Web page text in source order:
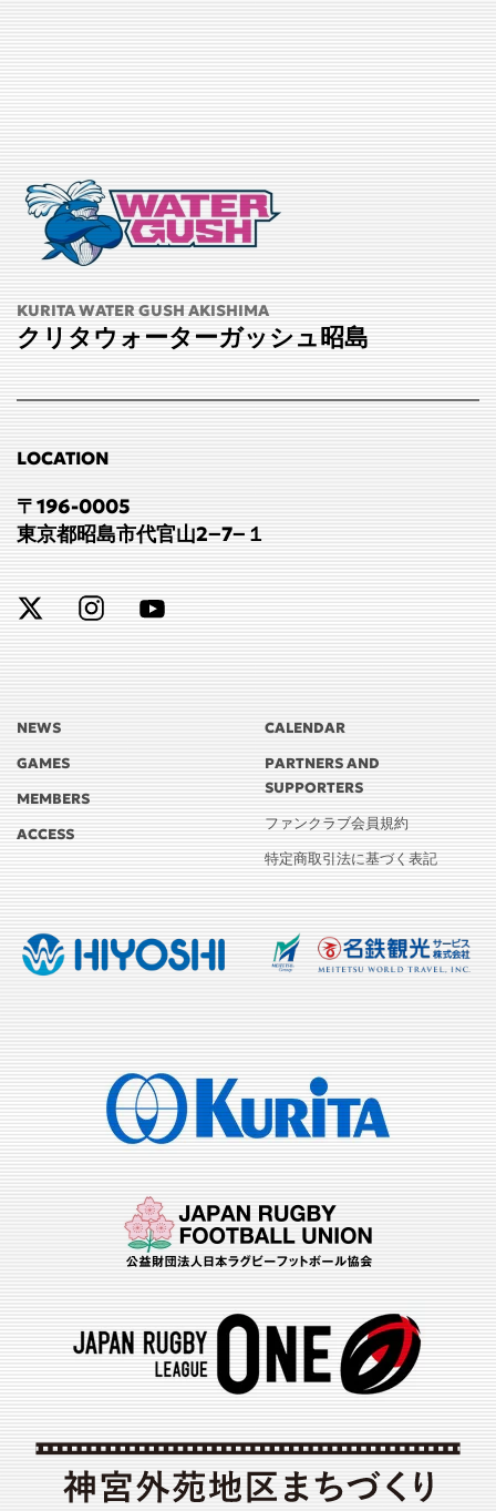
記事一覧へ戻る
KURITA WATER GUSH AKISHIMA
クリタウォーターガッシュ昭島
LOCATION
〒196-0005
東京都昭島市代官山2−7−１
NEWS
GAMES
MEMBERS
ACCESS
CALENDAR
PARTNERS AND
SUPPORTERS
ファンクラブ会員規約
特定商取引法に基づく表記